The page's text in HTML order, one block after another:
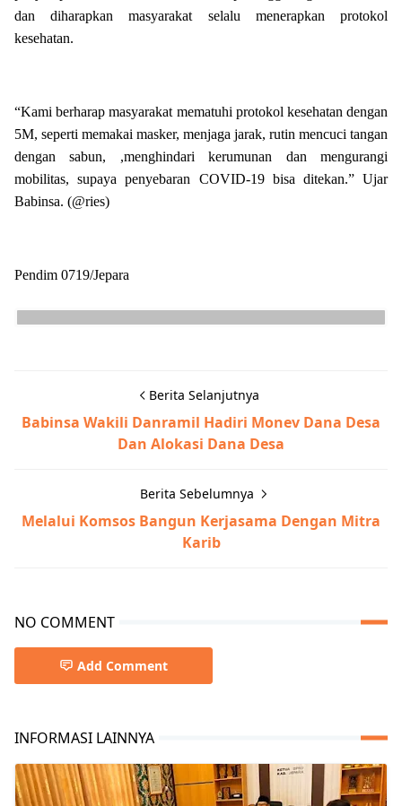
dan diharapkan masyarakat selalu menerapkan protokol
kesehatan.
“Kami berharap masyarakat mematuhi protokol kesehatan dengan
5M, seperti memakai masker, menjaga jarak, rutin mencuci tangan
dengan sabun, ,menghindari kerumunan dan mengurangi
mobilitas, supaya penyebaran COVID-19 bisa ditekan.” Ujar
Babinsa. (@ries)
Pendim 0719/Jepara
Berita Selanjutnya
Babinsa Wakili Danramil Hadiri Monev Dana Desa
Dan Alokasi Dana Desa
Berita Sebelumnya
Melalui Komsos Bangun Kerjasama Dengan Mitra
Karib
NO COMMENT
Add Comment
INFORMASI LAINNYA